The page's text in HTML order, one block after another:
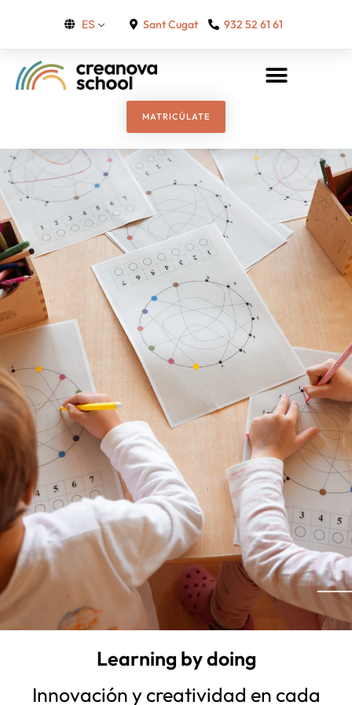
ES Sant Cugat 932 52 61 61
MATRICÚLATE
Learning by doing
Innovación y creatividad en cada